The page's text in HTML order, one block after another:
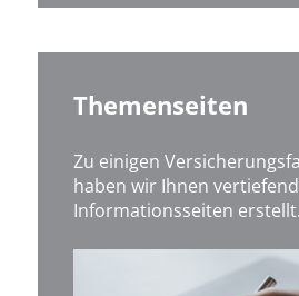
Themenseiten
Zu einigen
haben wir Ihnen
Informationsseiten erstellt.